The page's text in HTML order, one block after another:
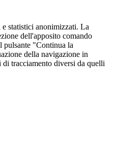
statistici anonimizzati. La
dell'apposito comando
pulsante "Continua la
della navigazione in
di tracciamento diversi da quelli